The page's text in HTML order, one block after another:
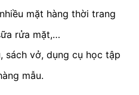
mặt hàng thời trang
rửa mặt,…
sách vở, dụng cụ học tập
mẫu.